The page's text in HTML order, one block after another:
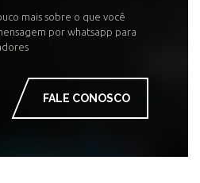
mais sobre o que você
por whatsapp para
FALE CONOSCO